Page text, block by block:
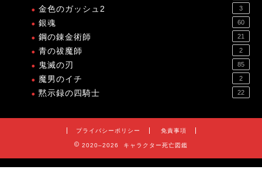
金色のガッシュ2 3
銀魂 60
鋼の錬金術師 21
青の祓魔師 2
鬼滅の刃 85
魔男のイチ 2
黙示録の四騎士 22
プライバシーポリシー 免責事項
2020–2026 キャラクター死亡図鑑